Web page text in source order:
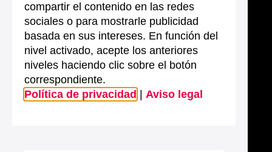
compartir el contenido en las redes
sociales o para mostrarle publicidad
basada en sus intereses. En función del
nivel activado, acepte los anteriores
niveles haciendo clic sobre el botón
correspondiente.
Política de privacidad
Aviso legal